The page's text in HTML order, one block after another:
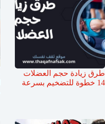
طرق زيادة حجم العضلات
14 خطوة للتضخيم بسرعة